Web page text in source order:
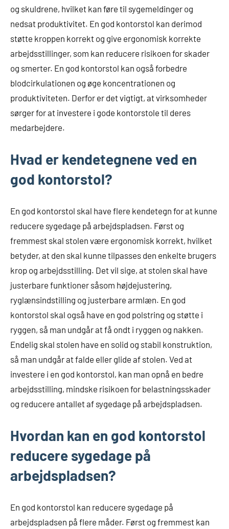
og skuldrene, hvilket kan føre til sygemeldinger og
nedsat produktivitet. En god kontorstol kan derimod
støtte kroppen korrekt og give ergonomisk korrekte
arbejdsstillinger, som kan reducere risikoen for skader
og smerter. En god kontorstol kan også forbedre
blodcirkulationen og øge koncentrationen og
produktiviteten. Derfor er det vigtigt, at virksomheder
sørger for at investere i gode kontorstole til deres
medarbejdere.
Hvad er kendetegnene ved en
god kontorstol?
En god kontorstol skal have flere kendetegn for at kunne
reducere sygedage på arbejdspladsen. Først og
fremmest skal stolen være ergonomisk korrekt, hvilket
betyder, at den skal kunne tilpasses den enkelte brugers
krop og arbejdsstilling. Det vil sige, at stolen skal have
justerbare funktioner såsom højdejustering,
ryglænsindstilling og justerbare armlæn. En god
kontorstol skal også have en god polstring og støtte i
ryggen, så man undgår at få ondt i ryggen og nakken.
Endelig skal stolen have en solid og stabil konstruktion,
så man undgår at falde eller glide af stolen. Ved at
investere i en god kontorstol, kan man opnå en bedre
arbejdsstilling, mindske risikoen for belastningsskader
og reducere antallet af sygedage på arbejdspladsen.
Hvordan kan en god kontorstol
reducere sygedage på
arbejdspladsen?
En god kontorstol kan reducere sygedage på
arbejdspladsen på flere måder. Først og fremmest kan